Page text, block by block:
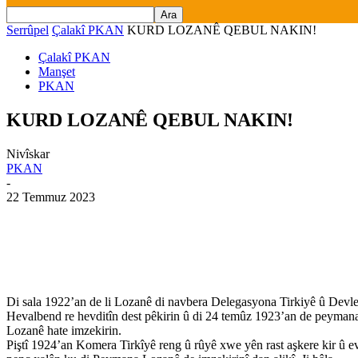
Serrûpel Çalakî PKAN KURD LOZANÊ QEBUL NAKIN!
Çalakî PKAN
Manşet
PKAN
KURD LOZANÊ QEBUL NAKIN!
Nivîskar
PKAN
-
22 Temmuz 2023
Di sala 1922’an de li Lozanê di navbera Delegasyona Tirkiyê û
Hevalbend re hevditîn dest pêkirin û di 24 temûz 1923’an de
Lozanê hate imzekirin.
Piştî 1924’an Komera Tirkîyê reng û rûyê xwe yên rast aşkere kir û